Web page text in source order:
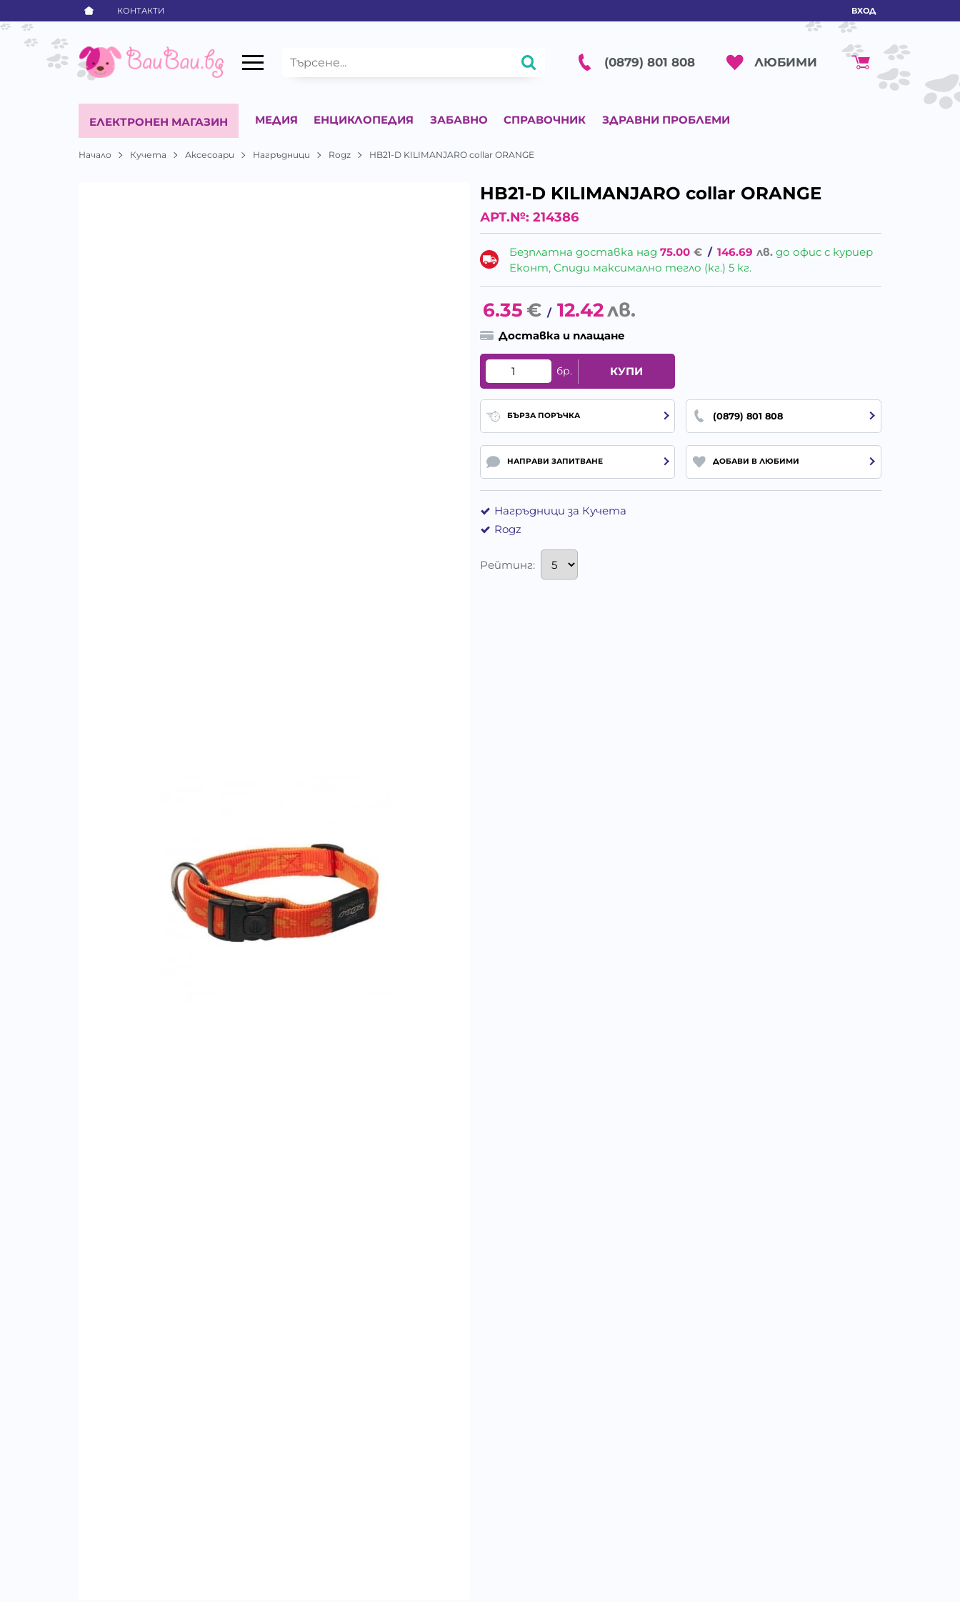
КОНТАКТИ ВХОД
(0879) 801 808 ЛЮБИМИ
ЕЛЕКТРОНЕН МАГАЗИН МЕДИЯ ЕНЦИКЛОПЕДИЯ ЗАБАВНО СПРАВОЧНИК ЗДРАВНИ ПРОБЛЕМИ
Начало Кучета Аксесоари Нагръдници Rogz HB21-D KILIMANJARO collar ORANGE
HB21-D KILIMANJARO collar ORANGE
АРТ.№: 214386
Безплатна доставка над75.00 € / 146.69 лв. до офис с куриер
Еконт, Спиди максимално тегло (кг.) 5 кг.
6.35€ / 12.42лв.
Доставка и плащане
бр. КУПИ
БЪРЗА ПОРЪЧКА (0879) 801 808
НАПРАВИ ЗАПИТВАНЕ ДОБАВИ В ЛЮБИМИ
Нагръдници за Кучета
Rogz
Рейтинг: